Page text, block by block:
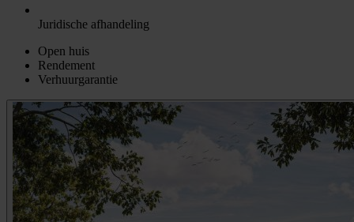
Juridische afhandeling
Open huis
Rendement
Verhuurgarantie